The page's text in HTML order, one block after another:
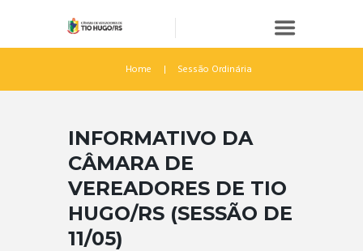
Home Sessão Ordinária
INFORMATIVO DA
CÂMARA DE
VEREADORES DE TIO
HUGO/RS (SESSÃO DE
11/05)